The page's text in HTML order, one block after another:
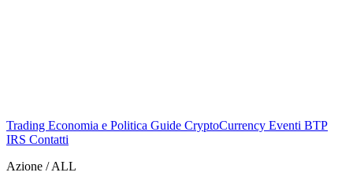
Trading Economia e Politica Guide CryptoCurrency Eventi BTP
IRS Contatti
Azione / ALL